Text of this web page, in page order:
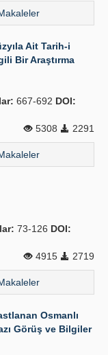
Ait Tarih-i
Bir Araştırma
667-692 DOI:
5308
2291
73-126 DOI:
4915
2719
Osmanlı
Görüş ve Bilgiler